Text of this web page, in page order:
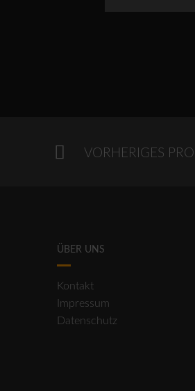
VORHERIGES
ÜBER UNS
Kontakt
Impressum
Datenschutz